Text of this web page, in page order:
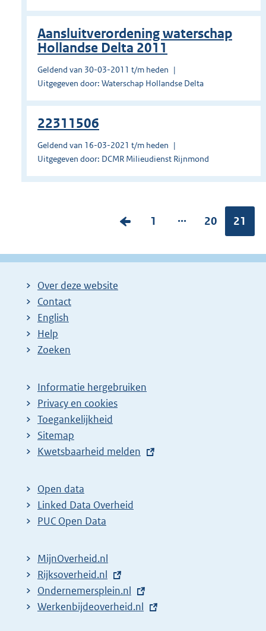
Aansluitverordening waterschap
Hollandse Delta 2011
Geldend van 30-03-2011 t/m heden
Uitgegeven door: Waterschap Hollandse Delta
22311506
Geldend van 16-03-2021 t/m heden
Uitgegeven door: DCMR Milieudienst Rijnmond
V
r
o
r
t
a
P
g
1 ...
P
g
20 21
Over deze website
Contact
English
Help
Zoeken
Informatie hergebruiken
Privacy en cookies
Toegankelijkheid
Sitemap
E
t
e
r
l
i
n
k
Kwetsbaarheid melden
Open data
Linked Data Overheid
PUC Open Data
MijnOverheid.nl
E
x
t
Rijksoverheid.nl
E
x
Ondernemersplein.nl
E
Werkenbijdeoverheid.nl